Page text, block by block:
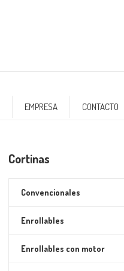
EMPRESA CONTACTO
Cortinas
Convencionales
Enrollables
Enrollables con motor